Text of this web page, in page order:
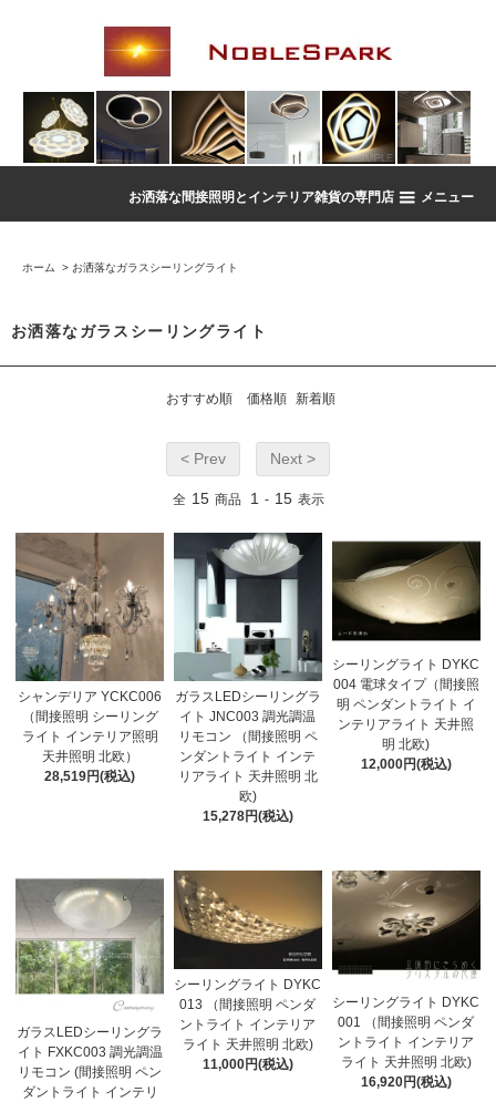
お洒落な間接照明とインテリア雑貨の専門店 メニュー
ホーム > お洒落なガラスシーリングライト
お洒落なガラスシーリングライト
おすすめ順 価格順 新着順
< Prev Next >
全 15 商品 1 - 15 表示
シャンデリア YCKC006
（間接照明 シーリング
ライト インテリア照明
天井照明 北欧）
28,519円(税込)
ガラスLEDシーリングラ
イト JNC003 調光調温
リモコン （間接照明 ペ
ンダントライト インテ
リアライト 天井照明 北
欧)
15,278円(税込)
シーリングライト DYKC
004 電球タイプ（間接照
明 ペンダントライト イ
ンテリアライト 天井照
明 北欧)
12,000円(税込)
ガラスLEDシーリングラ
イト FXKC003 調光調温
リモコン (間接照明 ペン
ダントライト インテリ
シーリングライト DYKC
013 （間接照明 ペンダ
ントライト インテリア
ライト 天井照明 北欧)
11,000円(税込)
シーリングライト DYKC
001 （間接照明 ペンダ
ントライト インテリア
ライト 天井照明 北欧)
16,920円(税込)